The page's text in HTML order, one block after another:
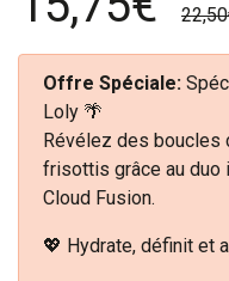
Offre Spéciale:
Loly 🌴
Révélez des
frisottis grâce au duo
Cloud Fusion.
💖 Hydrate, définit et